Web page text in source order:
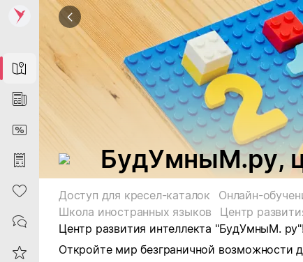
Map
News
DiscountCard
Purchases
Heart
Contacts
Reviews
БудУмныМ.ру,
Доступ для кресел-каталок Онлайн-
Школа иностранных языков
Центр
Центр развития интеллекта "БудУмныМ.
Откройте мир безграничной возможности